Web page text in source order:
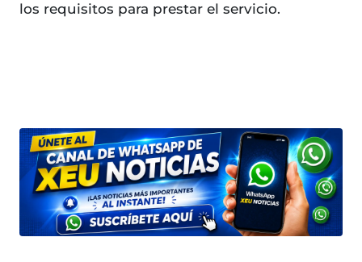
los requisitos para prestar el servicio.